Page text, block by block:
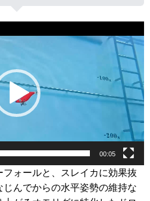
00:05
ォールと、スレイカに効果抜
んでからの水平姿勢の維持な